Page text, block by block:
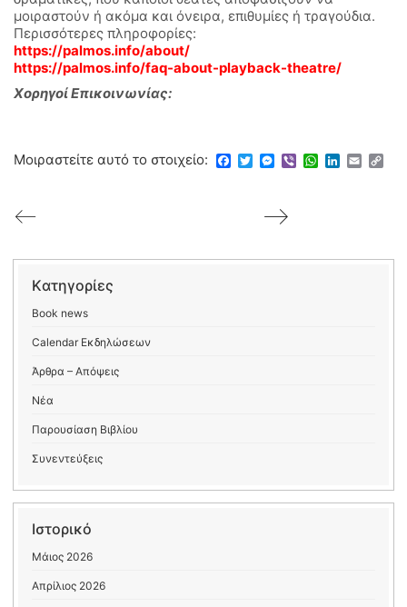
μοιραστούν ή ακόμα και όνειρα, επιθυμίες ή τραγούδια.
Περισσότερες πληροφορίες:
https://palmos.info/about/
https://palmos.info/faq-about-playback-theatre/
Χορηγοί Επικοινωνίας:
Μοιραστείτε αυτό το στοιχείο: Facebook
Twitter
Messenger
ViberWhatsApp
LinkedIn
EmailCopy
Kατηγορίες
Book news
Calendar Εκδηλώσεων
Άρθρα – Απόψεις
Νέα
Παρουσίαση Βιβλίου
Συνεντεύξεις
Ιστορικό
Μάιος 2026
Απρίλιος 2026